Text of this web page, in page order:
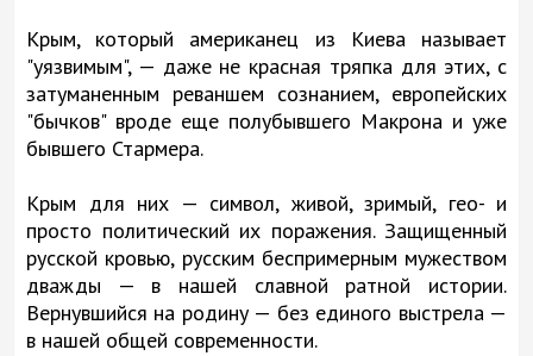
Крым, который американец из Киева называет
"уязвимым", — даже не красная тряпка для этих, с
затуманенным реваншем сознанием, европейских
"бычков" вроде еще полубывшего Макрона и уже
бывшего Стармера.
Крым для них — символ, живой, зримый, гео- и
просто политический их поражения. Защищенный
русской кровью, русским беспримерным мужеством
дважды — в нашей славной ратной истории.
Вернувшийся на родину — без единого выстрела —
в нашей общей современности.